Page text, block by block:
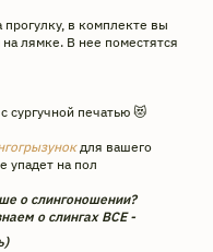
в комплекте вы
лямке. В нее поместятся
сургучной печатью 😻
для вашего
упадет на пол
о слингоношении?
о слингах ВСЕ -